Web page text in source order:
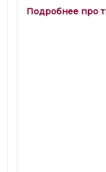
Подробнее про